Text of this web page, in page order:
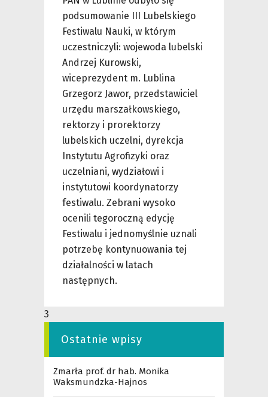
podsumowanie III Lubelskiego
Festiwalu Nauki, w którym
uczestniczyli: wojewoda lubelski
Andrzej Kurowski,
wiceprezydent m. Lublina
Grzegorz Jawor, przedstawiciel
urzędu marszałkowskiego,
rektorzy i prorektorzy
lubelskich uczelni, dyrekcja
Instytutu Agrofizyki oraz
uczelniani, wydziałowi i
instytutowi koordynatorzy
festiwalu. Zebrani wysoko
ocenili tegoroczną edycję
Festiwalu i jednomyślnie uznali
potrzebę kontynuowania tej
działalności w latach
następnych.
3
Ostatnie wpisy
Zmarła prof. dr hab. Monika
Waksmundzka-Hajnos